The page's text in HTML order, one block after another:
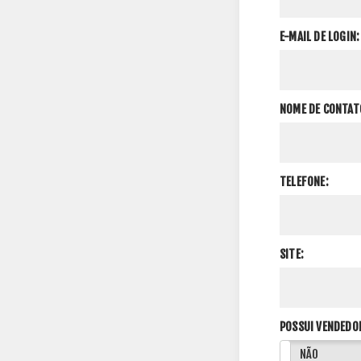
E-MAIL DE LOGIN:
NOME DE
TELEFONE:
SITE:
POSSUI
NÃO